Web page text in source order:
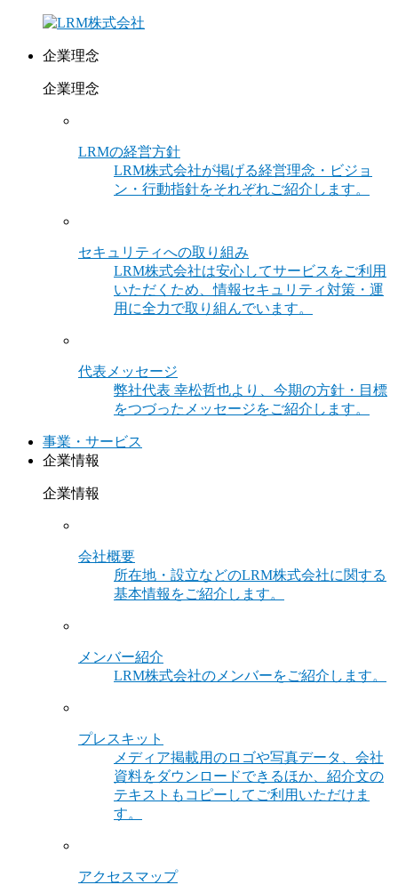
企業理念
企業理念
LRMの経営方針
LRM株式会社が掲げる経営理念・ビジョ
ン・行動指針をそれぞれご紹介します。
セキュリティへの取り組み
LRM株式会社は安心してサービスをご利用
いただくため、情報セキュリティ対策・運
用に全力で取り組んでいます。
代表メッセージ
弊社代表 幸松哲也より、今期の方針・目標
をつづったメッセージをご紹介します。
事業・サービス
企業情報
企業情報
会社概要
所在地・設立などのLRM株式会社に関する
基本情報をご紹介します。
メンバー紹介
LRM株式会社のメンバーをご紹介します。
プレスキット
メディア掲載用のロゴや写真データ、会社
資料をダウンロードできるほか、紹介文の
テキストもコピーしてご利用いただけま
す。
アクセスマップ